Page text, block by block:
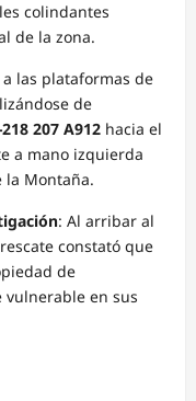
colindantes
de la zona.
las plataformas de
de
218 207 A912 hacia el
a mano izquierda
la Montaña.
: Al arribar al
constató que
de
en sus